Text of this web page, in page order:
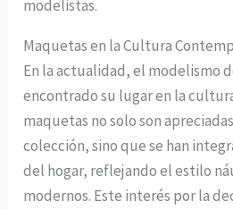
modelistas.
Maquetas en la Cultura
En la actualidad, el modelismo
encontrado su lugar en la
maquetas no solo son
colección, sino que se han
del hogar, reflejando el estilo
modernos. Este interés por la